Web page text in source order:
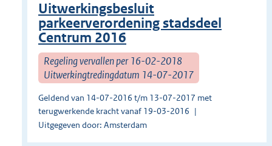
Uitwerkingsbesluit
parkeerverordening stadsdeel
Centrum 2016
Regeling vervallen per 16-02-2018
Uitwerkingtredingdatum 14-07-2017
Geldend van 14-07-2016 t/m 13-07-2017 met
terugwerkende kracht vanaf 19-03-2016
Uitgegeven door: Amsterdam